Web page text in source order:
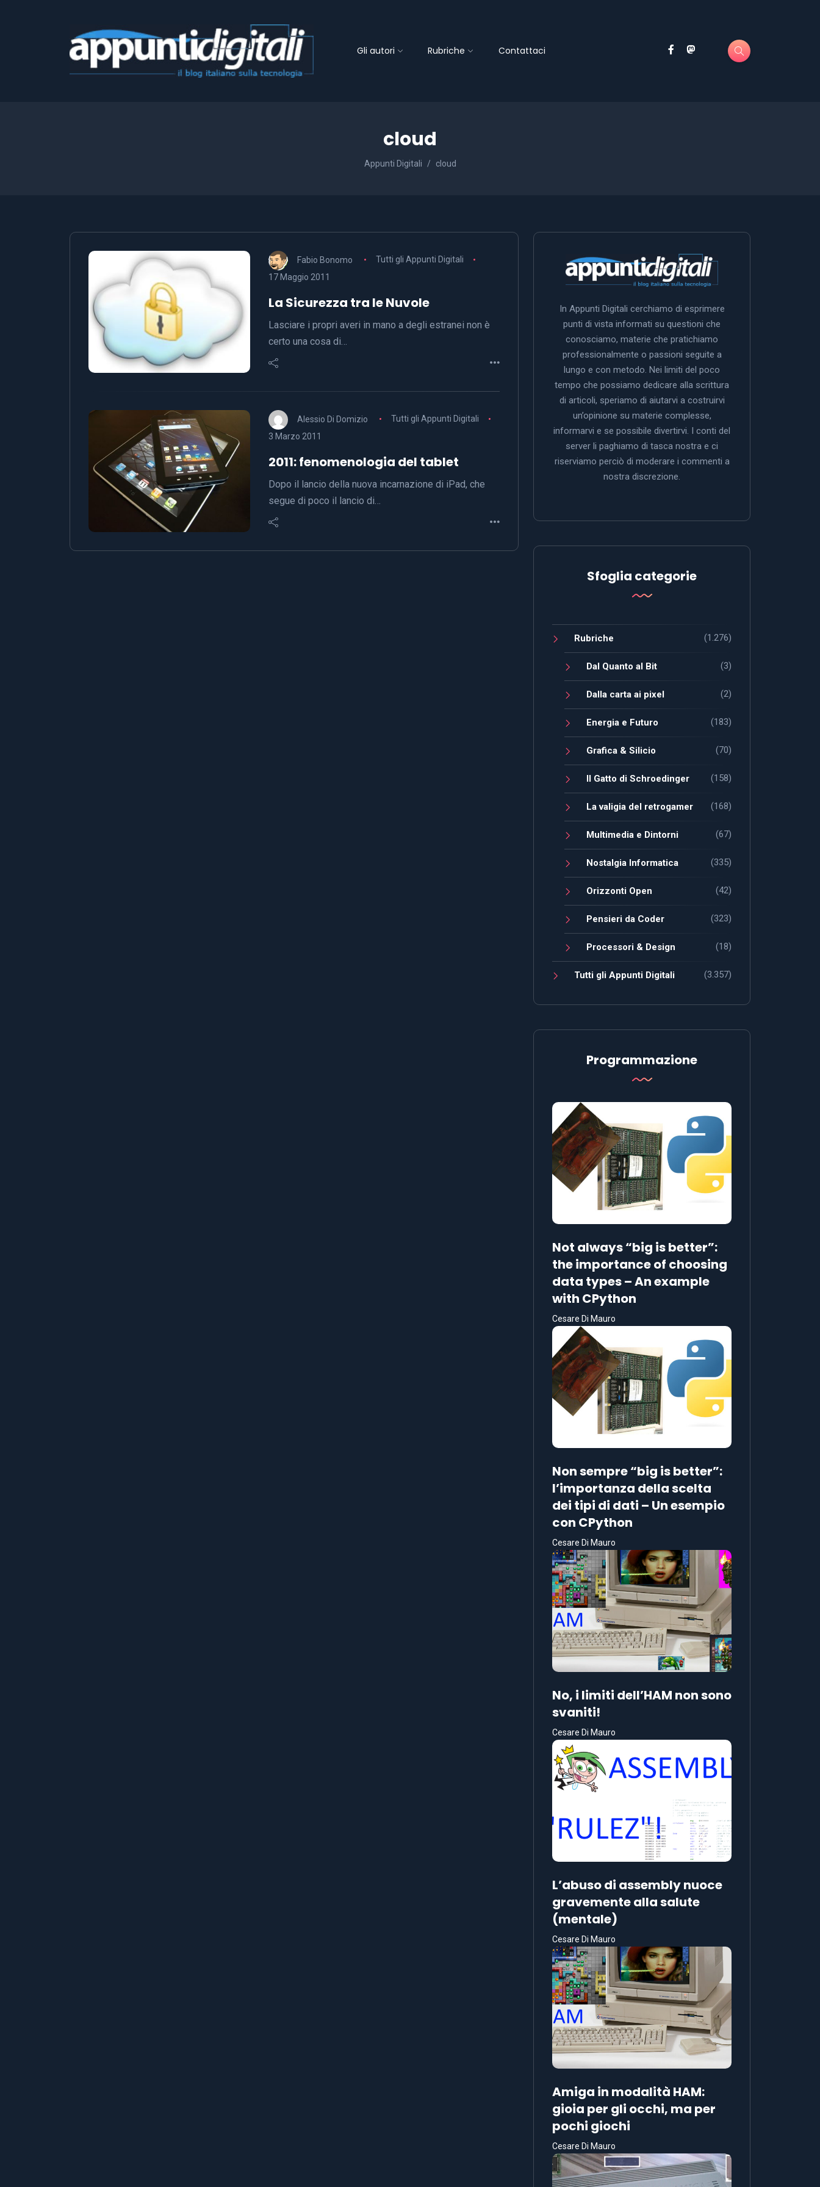
Gli autori Rubriche Contattaci
cloud
Appunti Digitali cloud
Fabio Bonomo
Tutti gli Appunti Digitali
17 Maggio 2011
La Sicurezza tra le Nuvole
Lasciare i propri averi in mano a degli estranei non è
certo una cosa di…
Alessio Di Domizio
Tutti gli Appunti Digitali
3 Marzo 2011
2011: fenomenologia del tablet
Dopo il lancio della nuova incarnazione di iPad, che
segue di poco il lancio di…
In Appunti Digitali cerchiamo di esprimere
punti di vista informati su questioni che
conosciamo, materie che pratichiamo
professionalmente o passioni seguite a
lungo e con metodo. Nei limiti del poco
tempo che possiamo dedicare alla scrittura
di articoli, speriamo di aiutarvi a costruirvi
un’opinione su materie complesse,
informarvi e se possibile divertirvi. I conti del
server li paghiamo di tasca nostra e ci
riserviamo perciò di moderare i commenti a
nostra discrezione.
Sfoglia categorie
Rubriche (1.276)
Dal Quanto al Bit (3)
Dalla carta ai pixel (2)
Energia e Futuro (183)
Grafica & Silicio (70)
Il Gatto di Schroedinger (158)
La valigia del retrogamer (168)
Multimedia e Dintorni (67)
Nostalgia Informatica (335)
Orizzonti Open (42)
Pensieri da Coder (323)
Processori & Design (18)
Tutti gli Appunti Digitali (3.357)
Programmazione
Not always “big is better”:
the importance of choosing
data types – An example
with CPython
Cesare Di Mauro
Non sempre “big is better”:
l’importanza della scelta
dei tipi di dati – Un esempio
con CPython
Cesare Di Mauro
No, i limiti dell’HAM non sono
svaniti!
Cesare Di Mauro
L’abuso di assembly nuoce
gravemente alla salute
(mentale)
Cesare Di Mauro
Amiga in modalità HAM:
gioia per gli occhi, ma per
pochi giochi
Cesare Di Mauro